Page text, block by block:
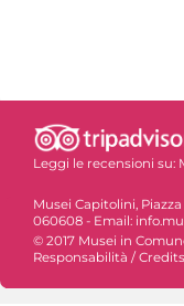
Leggi le recensioni su:
Musei Capitolini,
060608 - Email:
© 2017 Musei in
Responsabilità / Credits